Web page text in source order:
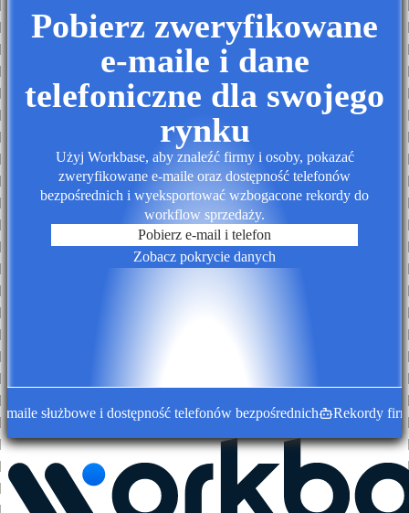
Pobierz zweryfikowane
e-maile i dane
telefoniczne dla swojego
rynku
Użyj Workbase, aby znaleźć firmy i osoby, pokazać
zweryfikowane e-maile oraz dostępność telefonów
bezpośrednich i wyeksportować wzbogacone rekordy do
workflow sprzedaży.
Pobierz e-mail i telefon
Zobacz pokrycie danych
służbowe i dostępność telefonów bezpośrednich Rekordy firm